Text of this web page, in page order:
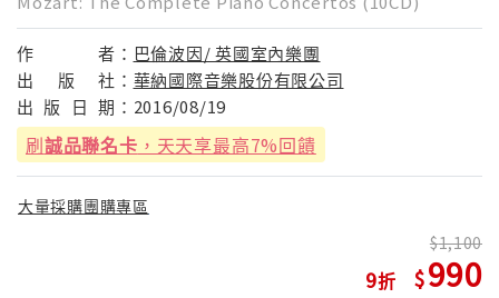
作 者： 巴倫波因/ 英國室內樂團
出
版 社： 華納國際音樂股份有限公司
出 版 日 期： 2016/08/19
刷誠品聯名卡 ，天天享最高7%回饋
大量採購團購專區
9
1,100
990